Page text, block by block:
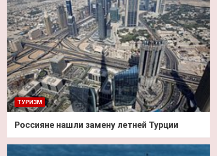
ТУРИЗМ
Россияне нашли замену летней Турции